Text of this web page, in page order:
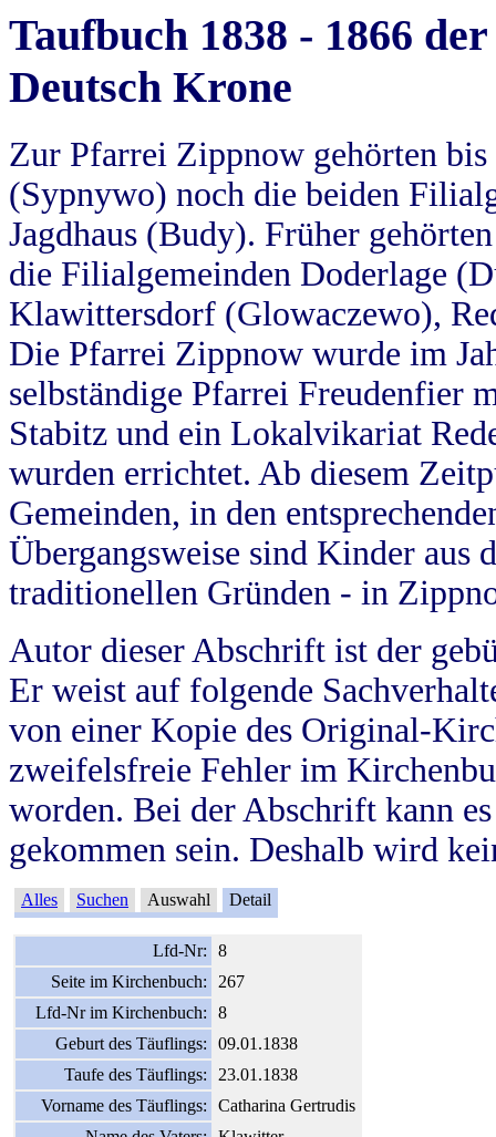
Taufbuch 1838 - 1866
Deutsch Krone
Zur Pfarrei Zippnow gehörten
(Sypnywo) noch die beiden
Jagdhaus (Budy). Früher
die Filialgemeinden Doderlage
Klawittersdorf (Glowaczewo),
Die Pfarrei Zippnow wurde im
selbständige Pfarrei Freudenfier
Stabitz und ein Lokalvikariat
wurden errichtet. Ab diesem
Gemeinden, in den
Übergangsweise sind Kinder aus
traditionellen Gründen - in
Autor dieser Abschrift ist der
Er weist auf folgende
von einer Kopie des Original-
zweifelsfreie Fehler im
worden. Bei der Abschrift kann
gekommen sein. Deshalb wird
Alles Suchen Auswahl Detail
Lfd-Nr:
8
Seite im Kirchenbuch:
267
Lfd-Nr im Kirchenbuch:
8
Geburt des Täuflings:
09.01.1838
Taufe des Täuflings:
23.01.1838
Vorname des Täuflings:
Catharina Gertrudis